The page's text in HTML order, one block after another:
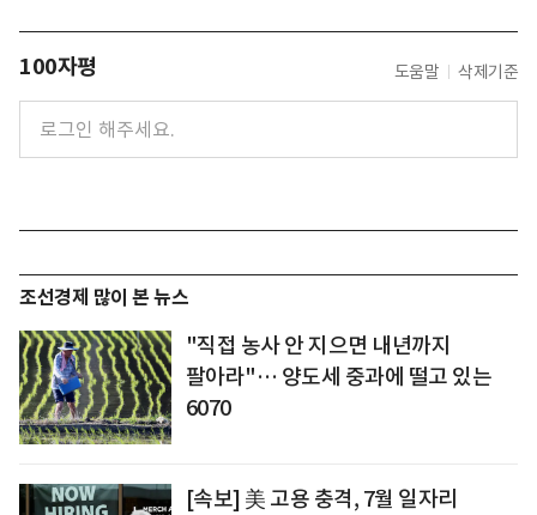
100자평 도움말 삭제기준
조선경제 많이 본 뉴스
"직접 농사 안 지으면 내년까지
팔아라"… 양도세 중과에 떨고 있는
6070
[속보] 美 고용 충격, 7월 일자리